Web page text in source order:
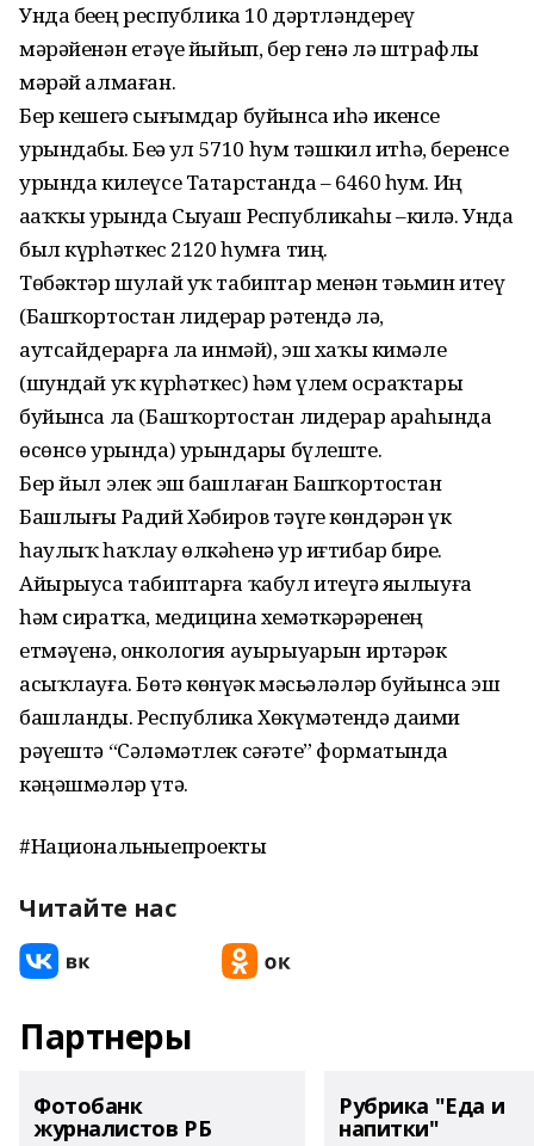
Унда беҙҙең республика 10 дәртләндереү
мәрәйенән етәүҙе йыйып, бер генә лә штрафлы
мәрәй алмаған.
Бер кешегә сығымдар буйынса иһә икенсе
урындабыҙ. Беҙҙә ул 5710 һум тәшкил итһә, беренсе
урында килеүсе Татарстанда – 6460 һум. Иң
аҙаҡҡы урында Сыуаш Республикаһы –килә. Унда
был күрһәткес 2120 һумға тиң.
Төбәктәр шулай уҡ табиптар менән тәьмин итеү
(Башҡортостан лидерҙар рәтендә лә,
аутсайдерҙарға ла инмәй), эш хаҡы кимәле
(шундай уҡ күрһәткес) һәм үлем осраҡтары
буйынса ла (Башҡортостан лидерҙар араһында
өсөнсө урында) урындарҙы бүлеште.
Бер йыл элек эш башлаған Башҡортостан
Башлығы Радий Хәбиров тәүге көндәрҙән үк
һаулыҡ һаҡлау өлкәһенә ҙур иғтибар бирҙе.
Айырыуса табиптарға ҡабул итеүгә яҙылыуға
һәм сиратҡа, медицина хеҙмәткәрҙәренең
етмәүенә, онкология ауырыуҙарын иртәрәк
асыҡлауға. Бөтә көнүҙәк мәсьәләләр буйынса эш
башланды. Республика Хөкүмәтендә даими
рәүештә “Сәләмәтлек сәғәте” форматында
кәңәшмәләр үтә.
#Национальныепроекты
Читайте нас
Партнеры
Фотобанк
журналистов РБ
Рубрика "Еда и
напитки"